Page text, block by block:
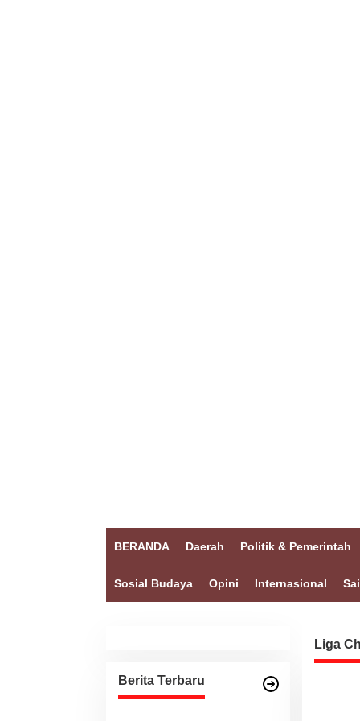
BERANDA Daerah Politik & Pemerintah
Sosial Budaya Opini Internasional
Berita Terbaru
Liga